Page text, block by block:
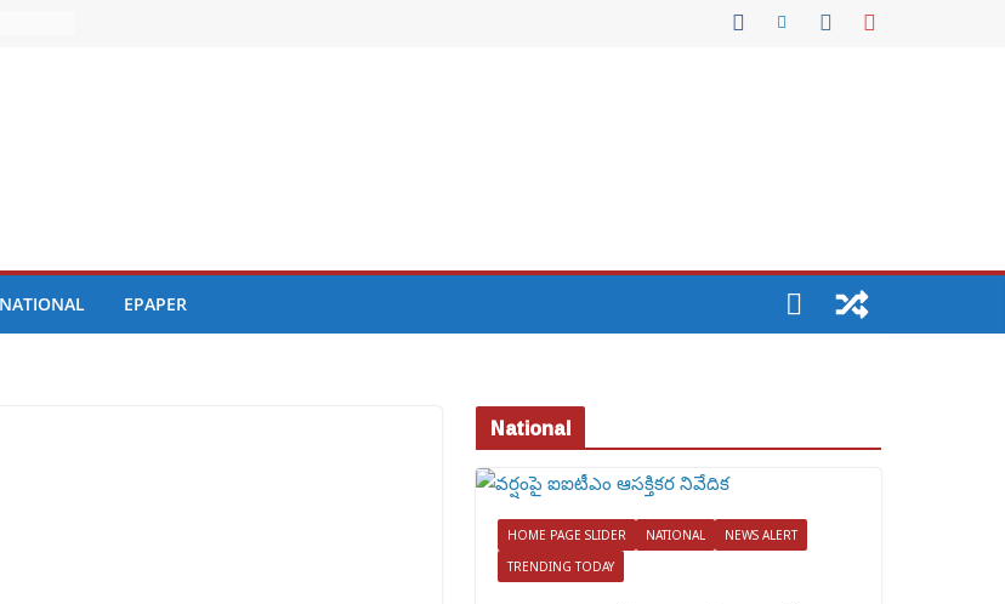
EPAPER
National
HOME PAGE SLIDER NATIONAL
NEWS ALERT
TRENDING TODAY